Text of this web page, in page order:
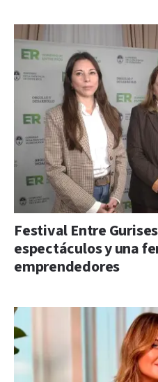
Festival Entre
espectáculos y una
emprendedores